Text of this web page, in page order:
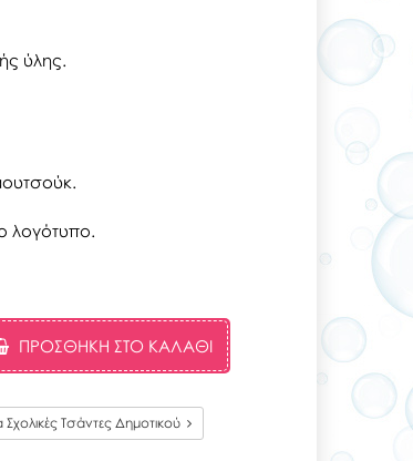
ύλης.
λογότυπο.
ΠΡΟΣΘΉΚΗ ΣΤΟ ΚΑΛΆΘΙ
Σχολικές Τσάντες Δημοτικού